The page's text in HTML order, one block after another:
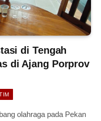
di Tengah
di Ajang Porprov
olahraga pada Pekan